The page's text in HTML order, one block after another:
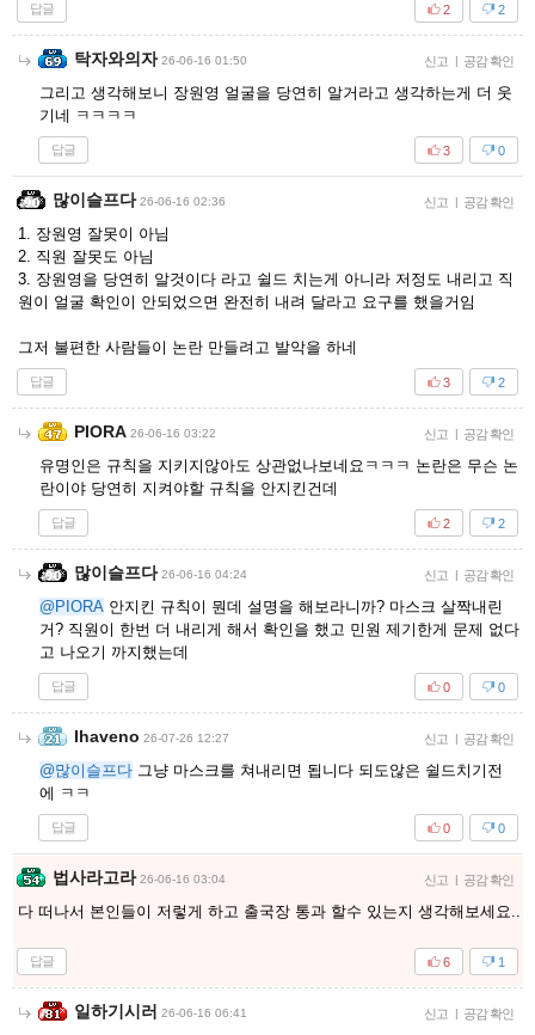
답글 2
2
탁자와의자 26-06-16 01:50 신고 | 공감 확인
그리고 생각해보니 장원영 얼굴을 당연히 알거라고 생각하는게 더 웃
기네 ㅋㅋㅋㅋ
답글 0
3
많이슬프다 26-06-16 02:36 신고 | 공감 확인
1. 장원영 잘못이 아님
2. 직원 잘못도 아님
3. 장원영을 당연히 알것이다 라고 쉴드 치는게 아니라 저정도 내리고 직
원이 얼굴 확인이 안되었으면 완전히 내려 달라고 요구를 했을거임
그저 불편한 사람들이 논란 만들려고 발악을 하네
답글 2
3
PIORA 26-06-16 03:22 신고 | 공감 확인
유명인은 규칙을 지키지않아도 상관없나보네요ㅋㅋㅋ 논란은 무슨 논
란이야 당연히 지켜야할 규칙을 안지킨건데
답글 2
2
많이슬프다 26-06-16 04:24 신고 | 공감 확인
@PIORA 안지킨 규칙이 뭔데 설명을 해보라니까? 마스크 살짝내린
거? 직원이 한번 더 내리게 해서 확인을 했고 민원 제기한게 문제 없다
고 나오기 까지했는데
답글 0
0
Ihaveno 26-07-26 12:27 신고 | 공감 확인
@많이슬프다 그냥 마스크를 쳐내리면 됩니다 되도않은 쉴드치기전
에 ㅋㅋ
답글 0
0
법사라고라 26-06-16 03:04 신고 | 공감 확인
다 떠나서 본인들이 저렇게 하고 출국장 통과 할수 있는지 생각해보세요..
답글 1
6
일하기시러 26-06-16 06:41 신고 | 공감 확인